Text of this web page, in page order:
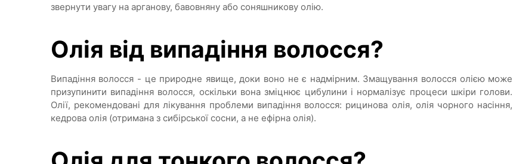
звернути увагу на арганову, бавовняну або соняшникову олію.
Олія від випадіння волосся?
Випадіння волосся - це природне явище, доки воно не є надмірним. Змащування волосся олією може
призупинити випадіння волосся, оскільки вона зміцнює цибулини і нормалізує процеси шкіри голови.
Олії, рекомендовані для лікування проблеми випадіння волосся: рицинова олія, олія чорного насіння,
кедрова олія (отримана з сибірської сосни, а не ефірна олія).